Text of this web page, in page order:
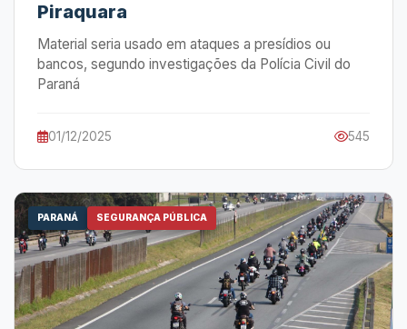
Piraquara
Material seria usado em ataques a presídios ou
bancos, segundo investigações da Polícia Civil do
Paraná
01/12/2025 545
PARANÁ SEGURANÇA PÚBLICA